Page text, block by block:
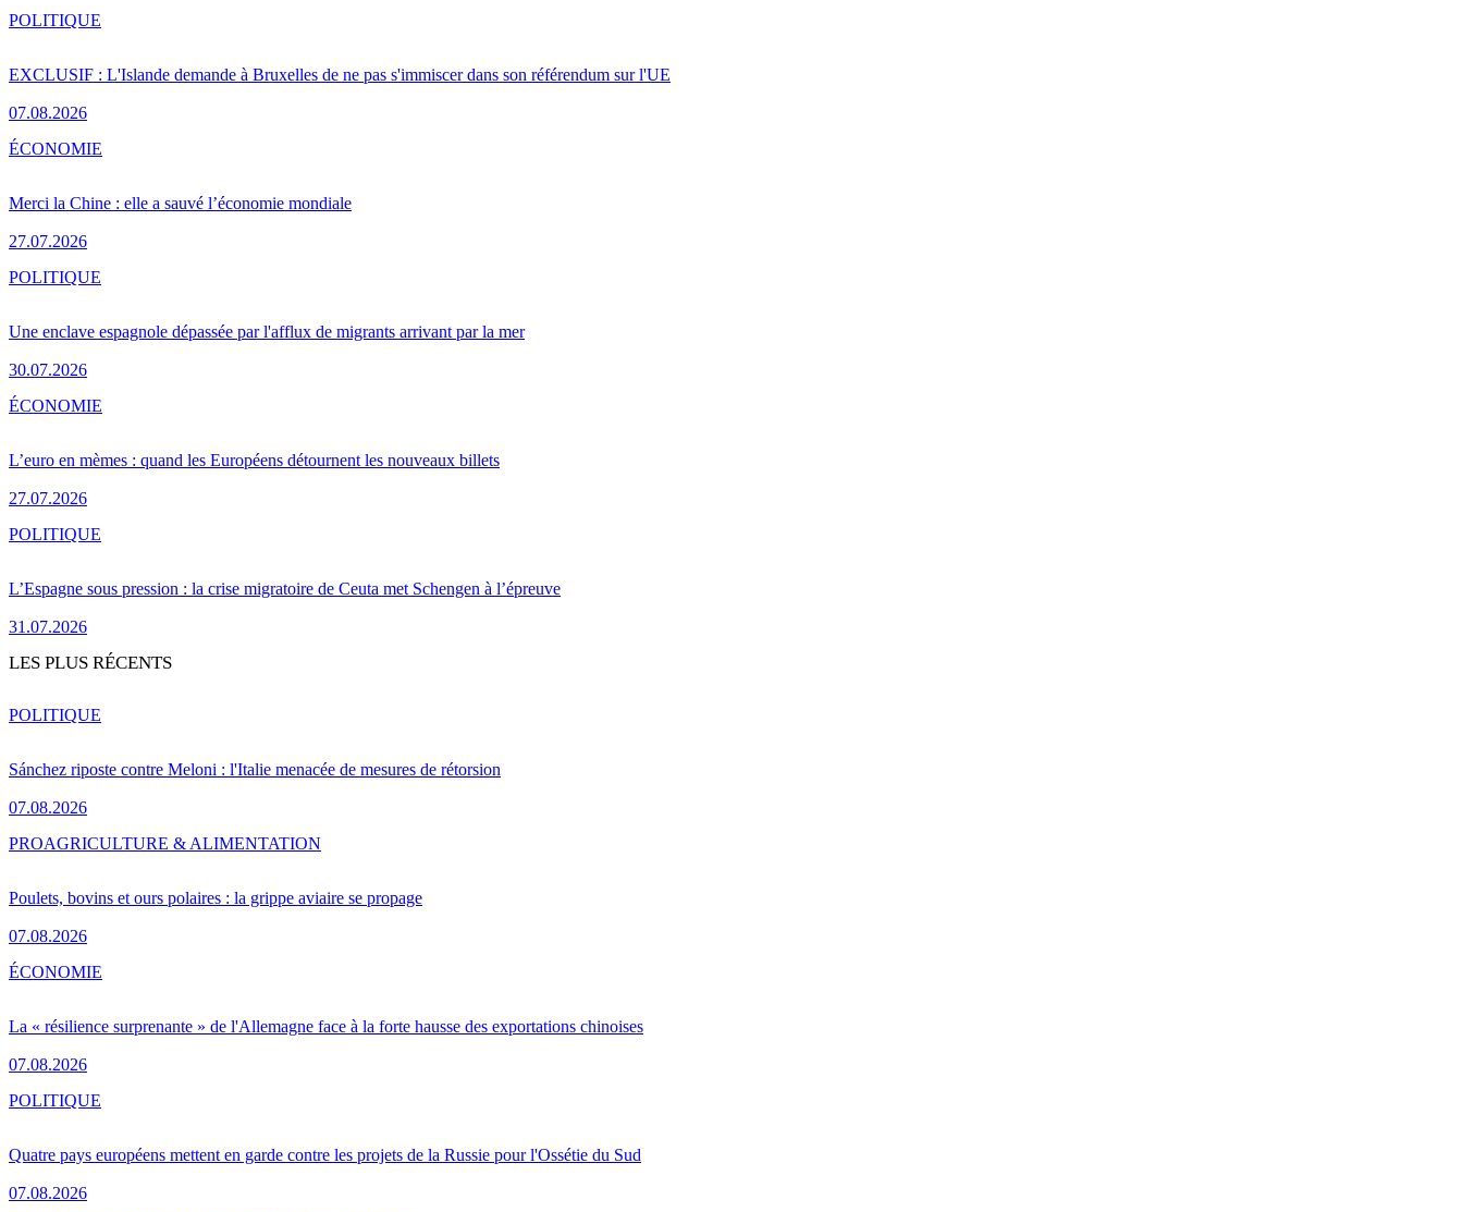
EXCLUSIF : L'Islande demande à Bruxelles de ne pas s'immiscer dans son référendum sur l'UE
07.08.2026
POLITIQUE
Merci la Chine : elle a sauvé l’économie mondiale
27.07.2026
ÉCONOMIE
Une enclave espagnole dépassée par l'afflux de migrants arrivant par la mer
30.07.2026
POLITIQUE
L’euro en mèmes : quand les Européens détournent les nouveaux billets
27.07.2026
ÉCONOMIE
L’Espagne sous pression : la crise migratoire de Ceuta met Schengen à l’épreuve
31.07.2026
POLITIQUE
LES PLUS RÉCENTS
Sánchez riposte contre Meloni : l'Italie menacée de mesures de rétorsion
07.08.2026
POLITIQUE
Poulets, bovins et ours polaires : la grippe aviaire se propage
07.08.2026
PROAGRICULTURE & ALIMENTATION
La « résilience surprenante » de l'Allemagne face à la forte hausse des exportations chinoises
07.08.2026
ÉCONOMIE
Quatre pays européens mettent en garde contre les projets de la Russie pour l'Ossétie du Sud
07.08.2026
POLITIQUE